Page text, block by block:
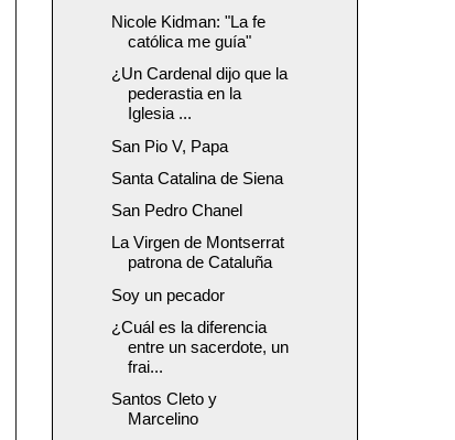
Nicole Kidman: "La fe
católica me guía"
¿Un Cardenal dijo que la
pederastia en la
Iglesia ...
San Pio V, Papa
Santa Catalina de Siena
San Pedro Chanel
La Virgen de Montserrat
patrona de Cataluña
Soy un pecador
¿Cuál es la diferencia
entre un sacerdote, un
frai...
Santos Cleto y
Marcelino